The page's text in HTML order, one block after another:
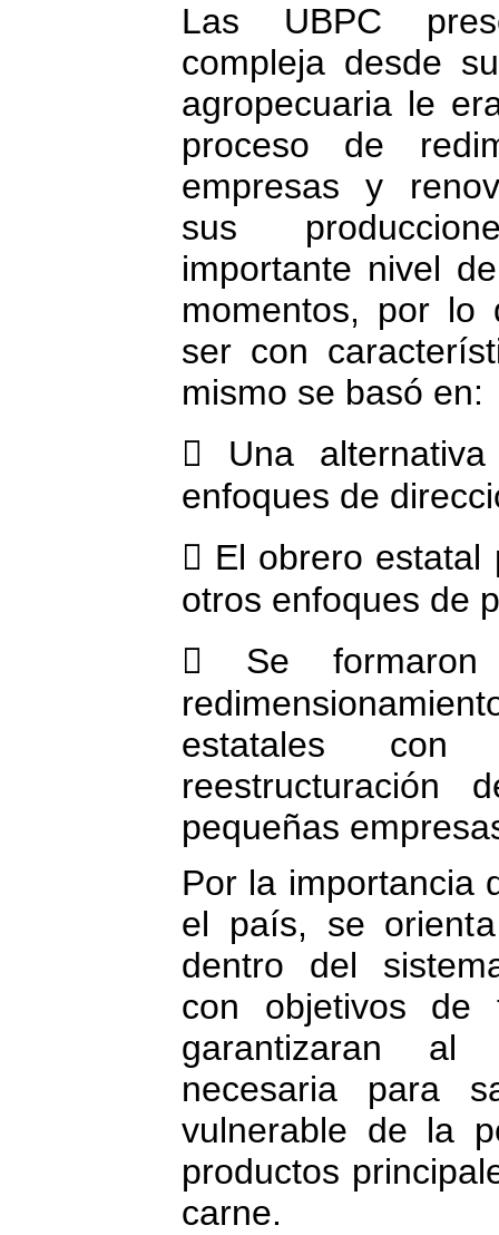
Las UBPC
compleja desde
agropecuaria le
proceso de
empresas y
sus
importante nivel
momentos, por
ser con
mismo se basó en:
 Una
enfoques de
 El obrero estatal
otros enfoques de
 Se formaron
estatales
reestructuración
pequeñas
Por la importancia
el país, se
dentro del
con objetivos de
garantizaran al
necesaria para
vulnerable de la
productos
carne.